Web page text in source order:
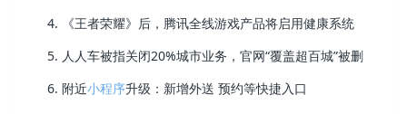
《王者荣耀》后，腾讯全线游戏产品将启用健康系统
人人车被指关闭20%城市业务，官网“覆盖超百城”被删
附近小程序升级：新增外送 预约等快捷入口